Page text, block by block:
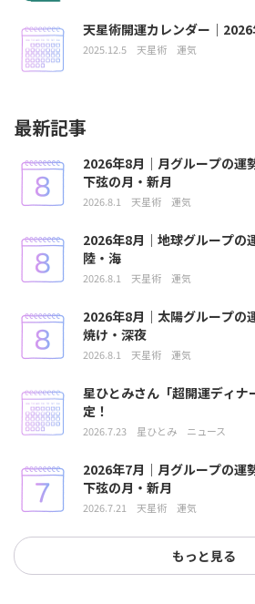
天星術開運カレンダー｜
2025.12.5 天星術 運気
最新記事
2026年8月｜月グループの運
下弦の月・新月
2026.8.1 天星術 運気
2026年8月｜地球グループの
陸・海
2026.8.1 天星術 運気
2026年8月｜太陽グループの
焼け・深夜
2026.8.1 天星術 運気
星ひとみさん「超開運ディナ
定！
2026.7.23 星ひとみ ニュース
2026年7月｜月グループの運
下弦の月・新月
2026.7.21 天星術 運気
もっと見る